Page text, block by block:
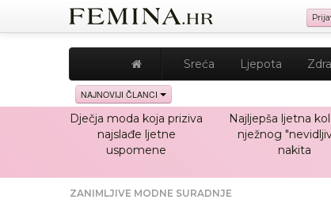
Sreća Ljepota
NAJNOVIJI ČLANCI
Dječja moda koja priziva
najslađe ljetne
uspomene
Najljepša ljetna
nježnog
nakita
ZANIMLJIVE MODNE SURADNJE